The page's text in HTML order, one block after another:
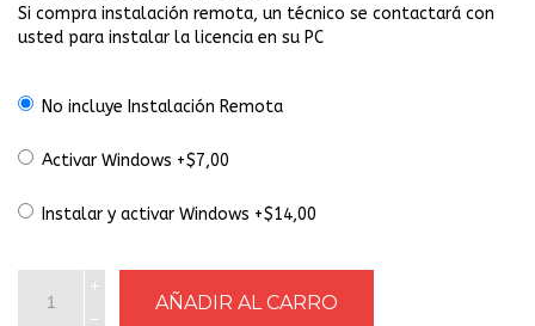
Si compra instalación remota, un técnico se contactará con
usted para instalar la licencia en su PC
No incluye Instalación Remota
Activar Windows +$7,00
Instalar y activar Windows +$14,00